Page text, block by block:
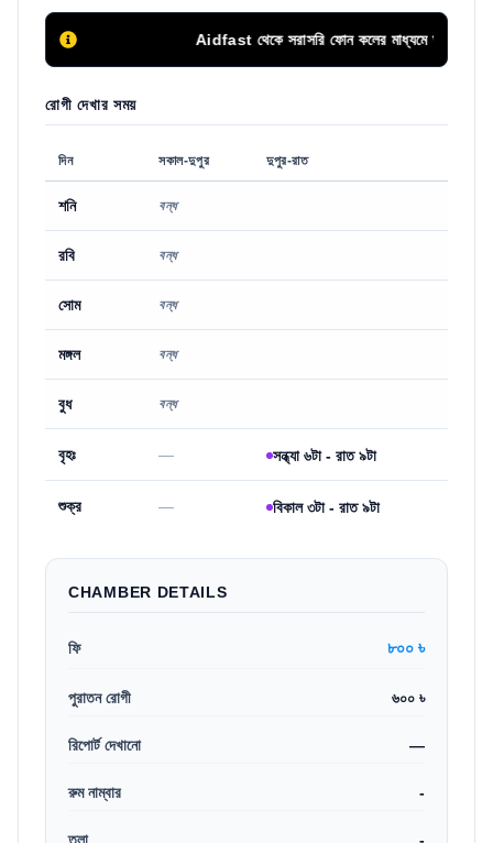
Aidfast থেকে সরাসরি ফোন কলের মাধ্যমে অথবা
রোগী দেখার সময়
দিন সকাল-দুপুর দুপুর-রাত
শনি বন্ধ
রবি বন্ধ
সোম বন্ধ
মঙ্গল বন্ধ
বুধ বন্ধ
বৃহঃ — সন্ধ্যা ৬টা - রাত ৯টা
শুক্র — বিকাল ৩টা - রাত ৯টা
CHAMBER DETAILS
ফি ৮০০ ৳
পুরাতন রোগী ৬০০ ৳
রিপোর্ট দেখানো —
রুম নাম্বার -
তলা -